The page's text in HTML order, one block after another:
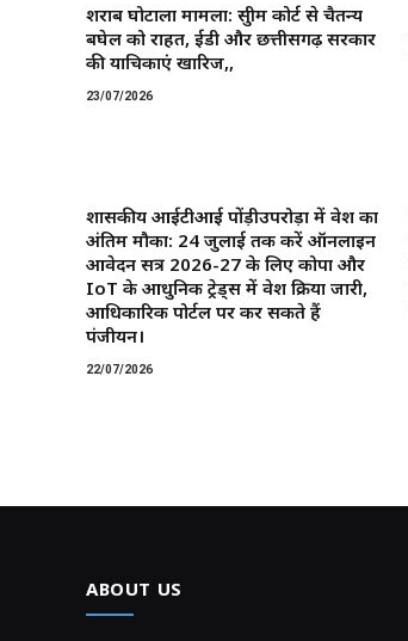
शराब घोटाला मामला: सुप्रीम कोर्ट से चैतन्य
बघेल को राहत, ईडी और छत्तीसगढ़ सरकार
की याचिकाएं खारिज,,
23/07/2026
शासकीय आईटीआई पोंड़ीउपरोड़ा में प्रवेश का
अंतिम मौका: 24 जुलाई तक करें ऑनलाइन
आवेदन सत्र 2026-27 के लिए कोपा और
IoT के आधुनिक ट्रेड्स में प्रवेश प्रक्रिया जारी,
आधिकारिक पोर्टल पर कर सकते हैं
पंजीयन।
22/07/2026
ABOUT US